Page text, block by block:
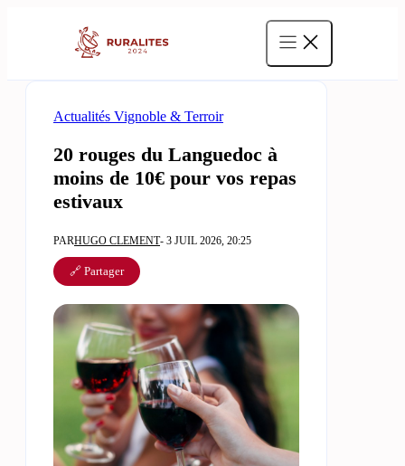
Actualités Vignoble & Terroir
20 rouges du Languedoc à
moins de 10€ pour vos repas
estivaux
PARHUGO CLEMENT- 3 JUIL 2026, 20:25
🔗 Partager